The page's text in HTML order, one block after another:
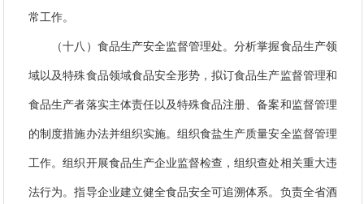
常工作。
（十八）食品生产安全监督管理处。分析掌握食品生产领
域以及特殊食品领域食品安全形势，拟订食品生产监督管理和
食品生产者落实主体责任以及特殊食品注册、备案和监督管理
的制度措施办法并组织实施。组织食盐生产质量安全监督管理
工作。组织开展食品生产企业监督检查，组织查处相关重大违
法行为。指导企业建立健全食品安全可追溯体系。负责全省酒